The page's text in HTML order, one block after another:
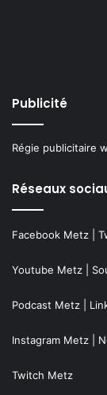
Publicité
Régie publicitaire
Réseaux
Facebook Metz
Youtube Metz
Podcast Metz
Instagram Metz
Twitch Metz